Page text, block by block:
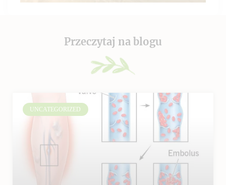
Przeczytaj na blogu
UNCATEGORIZED